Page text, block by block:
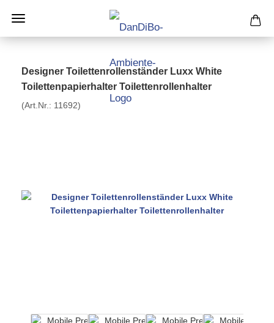
Designer Toilettenrollenständer Luxx White
Toilettenpapierhalter Toilettenrollenhalter
(Art.Nr.: 11692)